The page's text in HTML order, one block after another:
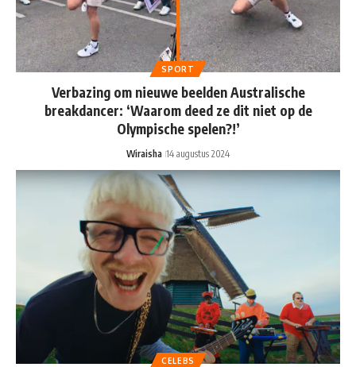
SPORT
Verbazing om nieuwe beelden Australische
breakdancer: ‘Waarom deed ze dit niet op de
Olympische spelen?!’
Wiraisha 14 augustus 2024
CELEBS